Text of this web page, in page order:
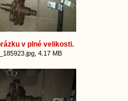
v plné velikosti.
4.17 MB